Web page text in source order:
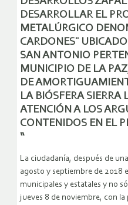
DESARROLLAR EL
METALÚRGICO
CARDONES¨
SAN ANTONIO
MUNICIPIO DE LA
DE
LA BIÓSFERA SIERRA
ATENCIÓN A LOS
CONTENIDOS EN EL
“
La ciudadanía, después de
agosto y septiembre de 2018
municipales y estatales y no
jueves 8 de noviembre, con la